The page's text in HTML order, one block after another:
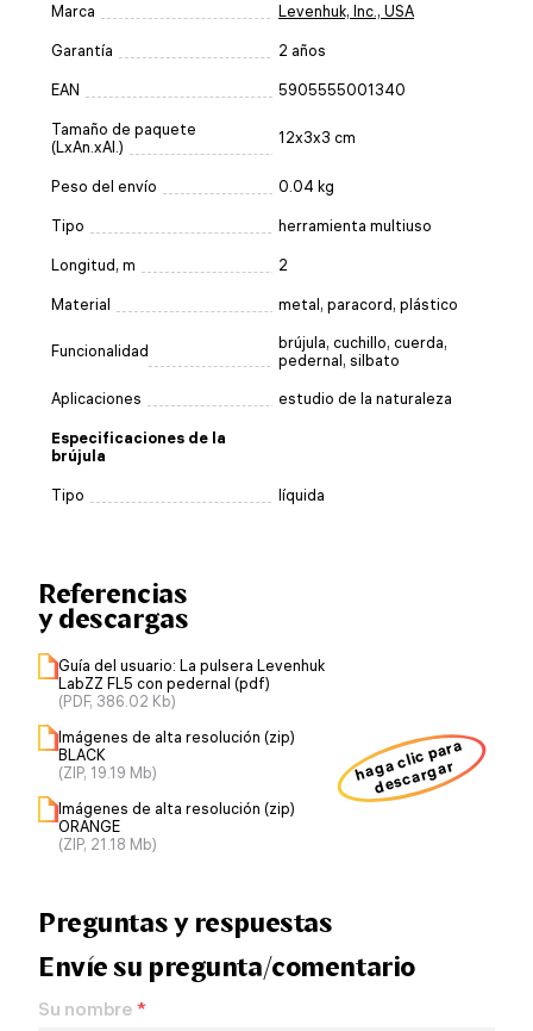
Marca Levenhuk, Inc., USA
Garantía 2 años
EAN 5905555001340
Tamaño de paquete
(LxAn.xAl.)
12x3x3 cm
Peso del envío 0.04 kg
Tipo herramienta multiuso
Longitud, m 2
Material metal, paracord, plástico
Funcionalidad
brújula, cuchillo, cuerda,
pedernal, silbato
Aplicaciones estudio de la naturaleza
Especificaciones de la
brújula
Tipo líquida
Referencias
y descargas
Guía del usuario: La pulsera Levenhuk
LabZZ FL5 con pedernal (pdf)
(PDF, 386.02 Kb)
Imágenes de alta resolución (zip)
BLACK
(ZIP, 19.19 Mb)
Imágenes de alta resolución (zip)
ORANGE
(ZIP, 21.18 Mb)
haga clic para
descargar
Preguntas y respuestas
Envíe su pregunta/comentario
Su nombre *